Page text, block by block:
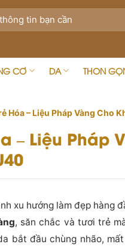
CƠ DA THON
Hóa – Liệu Pháp Vàng Cho
– Liệu Pháp
xu hướng làm đẹp hàng
, săn chắc và tươi trẻ
bắt đầu chùng nhão,